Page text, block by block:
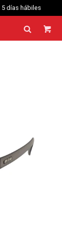
días hábiles